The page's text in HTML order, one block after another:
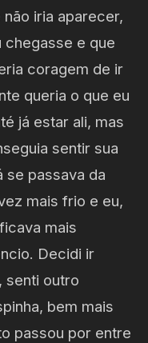
iria aparecer,
chegasse e que
coragem de ir
queria o que eu
já estar ali, mas
sentir sua
se passava da
mais frio e eu,
mais
Decidi ir
senti outro
bem mais
passou por entre